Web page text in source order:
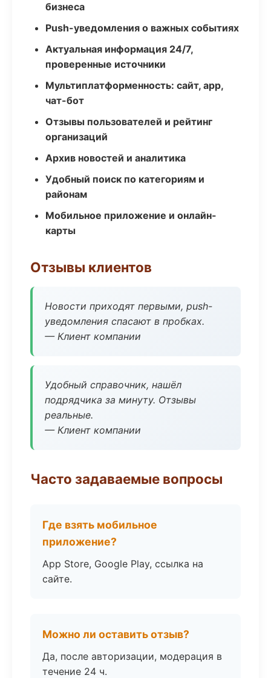
бизнеса
Push-уведомления о важных событиях
Актуальная информация 24/7,
проверенные источники
Мультиплатформенность: сайт, app,
чат-бот
Отзывы пользователей и рейтинг
организаций
Архив новостей и аналитика
Удобный поиск по категориям и
районам
Мобильное приложение и онлайн-
карты
Отзывы клиентов
Новости приходят первыми, push-
уведомления спасают в пробках.
— Клиент компании
Удобный справочник, нашёл
подрядчика за минуту. Отзывы
реальные.
— Клиент компании
Часто задаваемые вопросы
Где взять мобильное
приложение?
App Store, Google Play, ссылка на
сайте.
Можно ли оставить отзыв?
Да, после авторизации, модерация в
течение 24 ч.